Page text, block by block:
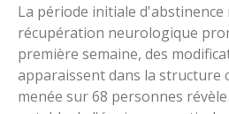
La période initiale
récupération neurologique
première semaine, des
apparaissent dans la structure
menée sur 68 personnes